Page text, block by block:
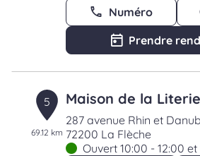
Numéro
Prendre
5
69.12 km
Maison de la
287 avenue Rhin et
72200 La Flèche
Ouvert 10:00 - 12:00 et